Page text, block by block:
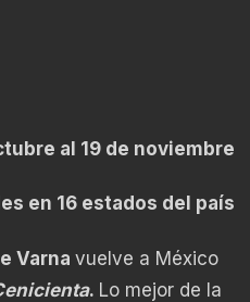
al 19 de noviembre
en 16 estados del país
Varna vuelve a México
. Lo mejor de la